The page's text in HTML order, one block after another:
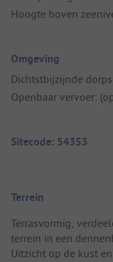
Hoogte boven
Omgeving
Dichtstbijzijnde
Openbaar vervoer:
Sitecode: 54353
Terrein
Terrasvormig,
terrein in een
Uitzicht op de kust en